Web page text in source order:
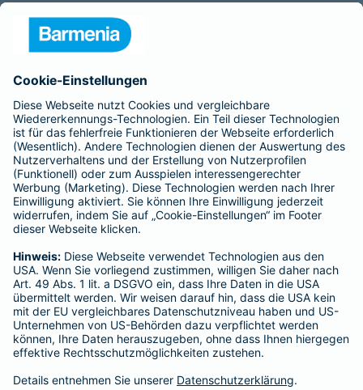
Stress für Sie und Ihr Tier.
Um Ihnen die Auswahl der Anbieter zu erleichtern, haben wir vorab
Anbieter verglichen, getestet und Vorteile für Sie vereinbart. Sowohl
bei FirstVet als auch bei Pfotendoctor profitieren Sie von einer
Direktabrechnung. Die Kosten werden also direkt zwischen dem
Anbieter und uns abgerechnet.
Für mehr Infos zu den Anbietern klicken Sie auf die Logos.
365 Tage / 24 Stunden